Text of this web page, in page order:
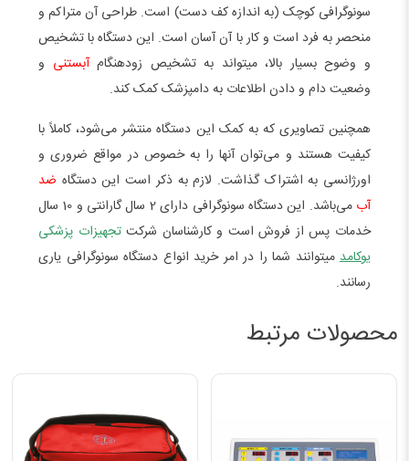
سونوگرافی کوچک (به اندازه کف دست) است. طراحی آن متراکم و
منحصر به فرد است و کار با آن آسان است. این دستگاه با تشخیص
و وضوح بسيار بالا، میتواند به تشخیص زودهنگامآبستنی و
وضعیت دام و دادن اطلاعات به دامپزشک کمک ­کند.
همچنین تصاویری که به کمک این دستگاه منتشر می‌شود، کاملاً با
کیفیت هستند و می‌توان آنها را به خصوص در مواقع ضروری و
اورژانسی به اشتراک گذاشت. لازم به ذکر است این دستگاه ضد
آب
می‌باشد. این دستگاه سونوگرافی دارای 2 سال گارانتی و 10 سال
خدمات پس از فروش است و کارشناسان شرکتتجهیزات پزشکی
یوکامد میتوانند شما را در امر خرید انواع دستگاه سونوگرافی یاری
رسانند.
محصولات مرتبط